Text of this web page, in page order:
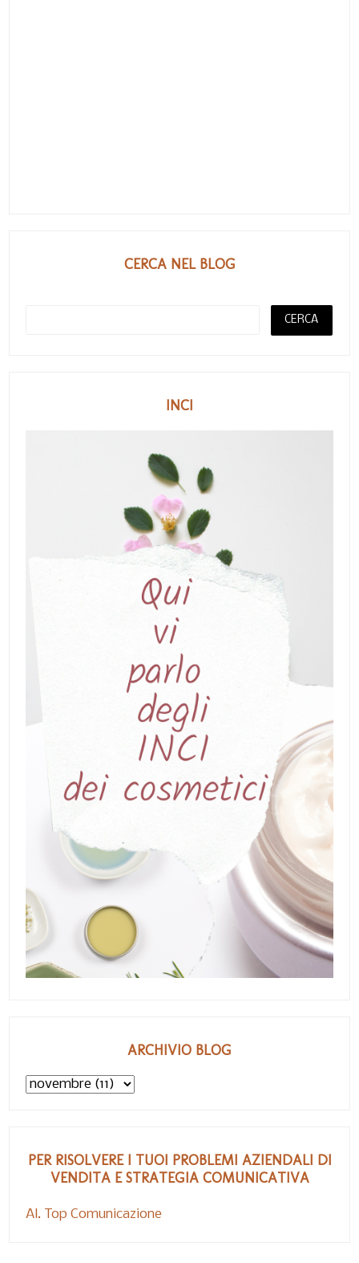
CERCA NEL BLOG
INCI
ARCHIVIO BLOG
PER RISOLVERE I TUOI PROBLEMI AZIENDALI DI
VENDITA E STRATEGIA COMUNICATIVA
Al. Top Comunicazione